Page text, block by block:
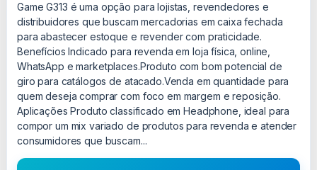
Game G313 é uma opção para lojistas, revendedores e
distribuidores que buscam mercadorias em caixa fechada
para abastecer estoque e revender com praticidade.
Benefícios Indicado para revenda em loja física, online,
WhatsApp e marketplaces.Produto com bom potencial de
giro para catálogos de atacado.Venda em quantidade para
quem deseja comprar com foco em margem e reposição.
Aplicações Produto classificado em Headphone, ideal para
compor um mix variado de produtos para revenda e atender
consumidores que buscam...